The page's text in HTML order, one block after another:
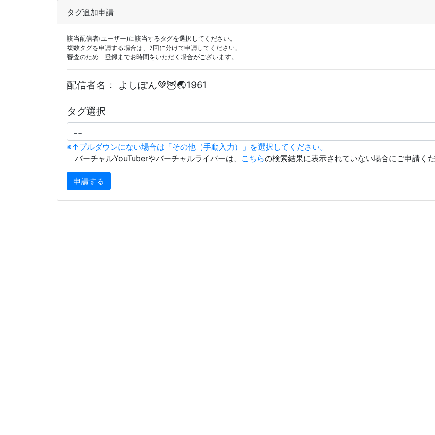
タグ追加申請
該当配信者(ユーザー)に該当するタグを選択してください。
複数タグを申請する場合は、2回に分けて申請してください。
審査のため、登録までお時間をいただく場合がございます。
配信者名： よしぽん💚🦉🌏1961
タグ選択
※↑プルダウンにない場合は「その他（手動入力）」を選択してください。
バーチャルYouTuberやバーチャルライバーは、 こちらの検索結果に表示されていない場合にご申請く
申請する